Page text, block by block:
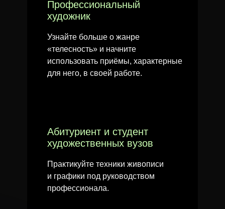
Профессиональный
художник
Узнайте больше о жанре
«телесность» и начните
использовать приёмы, характерные
для него, в своей работе.
Абитуриент и студент
художественных вузов
Практикуйте техники живописи
и графики под руководством
профессионала.